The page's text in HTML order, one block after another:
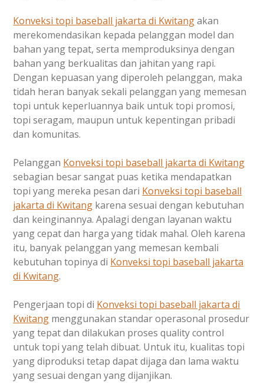
Konveksi topi baseball jakarta di Kwitangakan
merekomendasikan kepada pelanggan model dan
bahan yang tepat, serta memproduksinya dengan
bahan yang berkualitas dan jahitan yang rapi.
Dengan kepuasan yang diperoleh pelanggan, maka
tidah heran banyak sekali pelanggan yang memesan
topi untuk keperluannya baik untuk topi promosi,
topi seragam, maupun untuk kepentingan pribadi
dan komunitas.
Pelanggan Konveksi topi baseball jakarta di Kwitang
sebagian besar sangat puas ketika mendapatkan
topi yang mereka pesan dari Konveksi topi baseball
jakarta di Kwitang karena sesuai dengan kebutuhan
dan keinginannya. Apalagi dengan layanan waktu
yang cepat dan harga yang tidak mahal. Oleh karena
itu, banyak pelanggan yang memesan kembali
kebutuhan topinya di Konveksi topi baseball jakarta
di Kwitang.
Pengerjaan topi di Konveksi topi baseball jakarta di
Kwitang menggunakan standar operasonal prosedur
yang tepat dan dilakukan proses quality control
untuk topi yang telah dibuat. Untuk itu, kualitas topi
yang diproduksi tetap dapat dijaga dan lama waktu
yang sesuai dengan yang dijanjikan.